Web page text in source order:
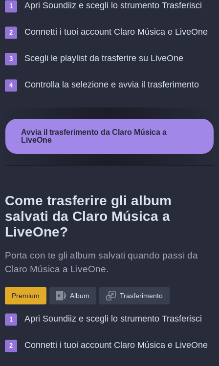
Apri Soundiiz e scegli lo strumento Trasferisci
Connetti i tuoi account Claro Música e LiveOne
Scegli le playlist da trasferire su LiveOne
Controlla la selezione e avvia il trasferimento
Avvia il trasferimento da Claro Música a
LiveOne
Come trasferire gli album
salvati da Claro Música a
LiveOne?
Porta con te gli album salvati quando passi da
Claro Música a LiveOne.
Premium Album Trasferimento
Apri Soundiiz e scegli lo strumento Trasferisci
Connetti i tuoi account Claro Música e LiveOne